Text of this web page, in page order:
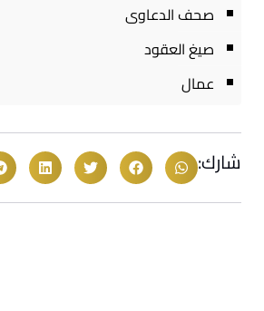
صحف الدعاوى
صيغ العقود
عمال
شارك: